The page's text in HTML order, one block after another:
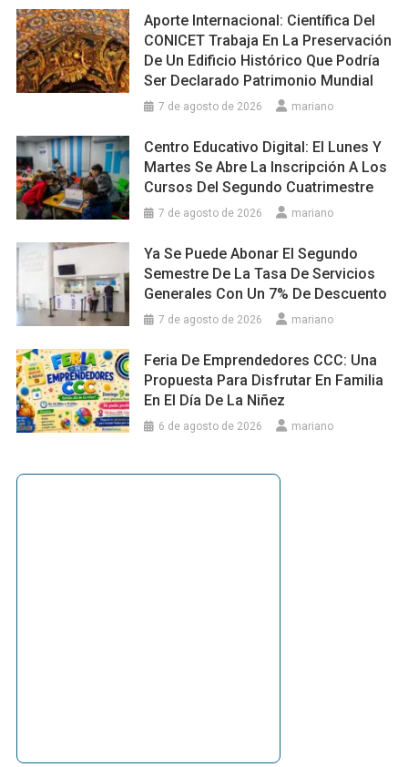
Aporte Internacional: Científica Del
CONICET Trabaja En La Preservación
De Un Edificio Histórico Que Podría
Ser Declarado Patrimonio Mundial
7 de agosto de 2026 mariano
Centro Educativo Digital: El Lunes Y
Martes Se Abre La Inscripción A Los
Cursos Del Segundo Cuatrimestre
7 de agosto de 2026 mariano
Ya Se Puede Abonar El Segundo
Semestre De La Tasa De Servicios
Generales Con Un 7% De Descuento
7 de agosto de 2026 mariano
Feria De Emprendedores CCC: Una
Propuesta Para Disfrutar En Familia
En El Día De La Niñez
6 de agosto de 2026 mariano